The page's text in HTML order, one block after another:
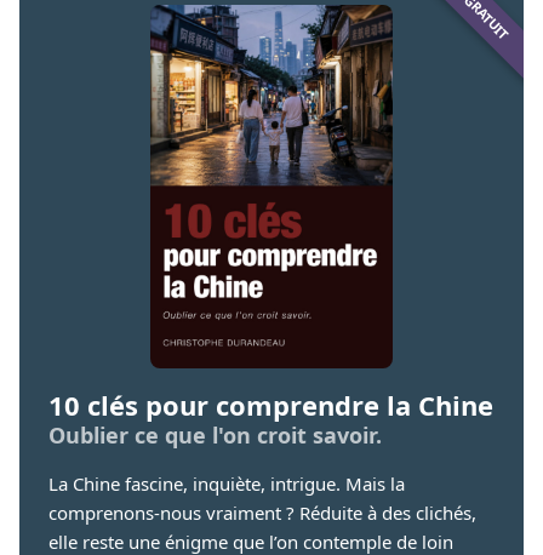
10 clés pour comprendre la Chine
Oublier ce que l'on croit savoir.
La Chine fascine, inquiète, intrigue. Mais la
comprenons-nous vraiment ? Réduite à des clichés,
elle reste une énigme que l’on contemple de loin